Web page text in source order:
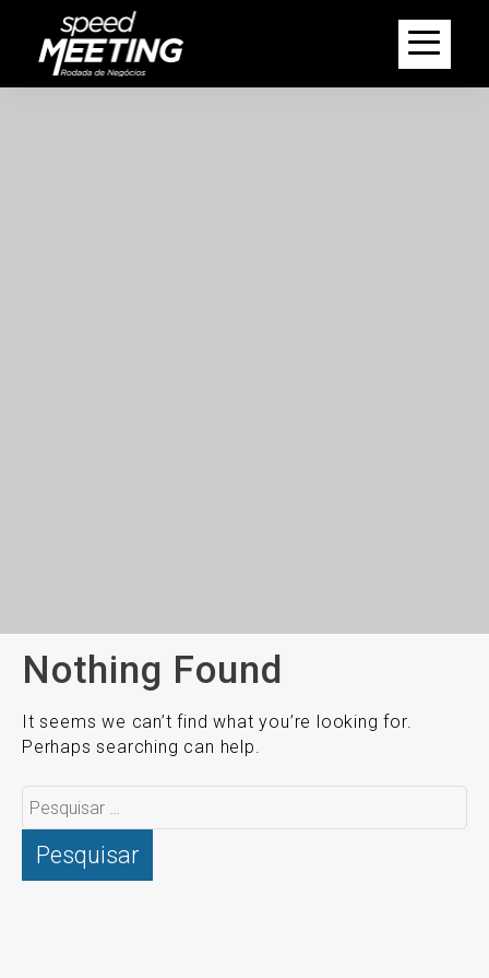
Nothing Found
It seems we can’t find what you’re looking for.
Perhaps searching can help.
Pesquisar
por: